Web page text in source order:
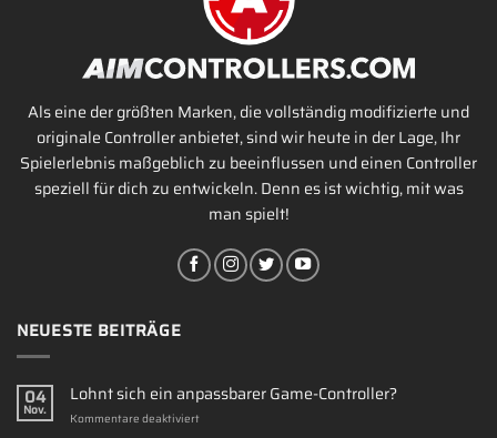
Als eine der größten Marken, die vollständig modifizierte und
originale Controller anbietet, sind wir heute in der Lage, Ihr
Spielerlebnis maßgeblich zu beeinflussen und einen Controller
speziell für dich zu entwickeln. Denn es ist wichtig, mit was
man spielt!
NEUESTE BEITRÄGE
04
Nov.
Lohnt sich ein anpassbarer Game-Controller?
Kommentare deaktiviertfür